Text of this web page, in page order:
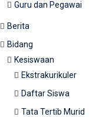
Guru dan Pegawai
Berita
Bidang
Kesiswaan
Ekstrakurikuler
Daftar Siswa
Tata Tertib Murid